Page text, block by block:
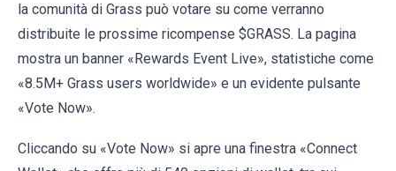
la comunità di Grass può votare su come verranno
distribuite le prossime ricompense $GRASS. La pagina
mostra un banner «Rewards Event Live», statistiche come
«8.5M+ Grass users worldwide» e un evidente pulsante
«Vote Now».
Cliccando su «Vote Now» si apre una finestra «Connect